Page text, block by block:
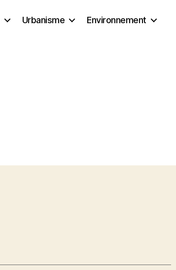
Urbanisme Environnement